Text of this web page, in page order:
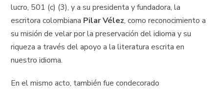
lucro, 501 (c) (3), y a su presidenta y fundadora, la
escritora colombiana Pilar Vélez, como reconocimiento a
su misión de velar por la preservación del idioma y su
riqueza a través del apoyo a la literatura escrita en
nuestro idioma.
En el mismo acto, también fue condecorado